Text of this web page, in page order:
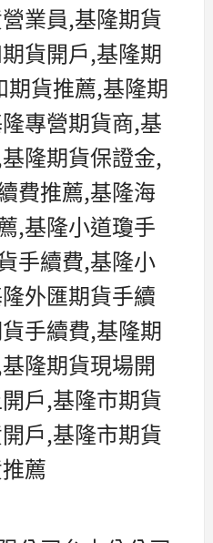
業員,基隆期貨
貨開戶,基隆期
貨推薦,基隆期
專營期貨商,基
隆期貨保證金,
費推薦,基隆海
,基隆小道瓊手
手續費,基隆小
外匯期貨手續
手續費,基隆期
隆期貨現場開
戶,基隆市期貨
戶,基隆市期貨
薦